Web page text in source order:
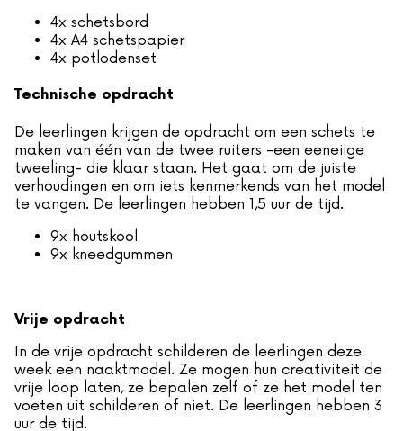
4x schetsbord
4x A4 schetspapier
4x potlodenset
Technische opdracht
De leerlingen krijgen de opdracht om een schets te
maken van één van de twee ruiters -een eeneiige
tweeling- die klaar staan. Het gaat om de juiste
verhoudingen en om iets kenmerkends van het model
te vangen. De leerlingen hebben 1,5 uur de tijd.
9x houtskool
9x kneedgummen
Vrije opdracht
In de vrije opdracht schilderen de leerlingen deze
week een naaktmodel. Ze mogen hun creativiteit de
vrije loop laten, ze bepalen zelf of ze het model ten
voeten uit schilderen of niet. De leerlingen hebben 3
uur de tijd.